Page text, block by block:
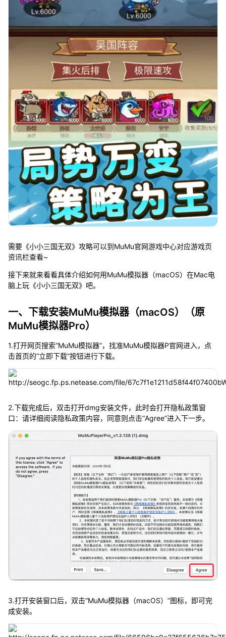
需要《小小三国无双》攻略可以到MuMu官网游戏中心对应游戏页
资讯栏查看~
接下来就来看看具体介绍如何用MuMu模拟器（macOS）在Mac电
脑上玩《小小三国无双》吧。
一、下载安装MuMu模拟器（macOS）（原
MuMu模拟器Pro）
1.打开网页搜索“MuMu模拟器”，找准MuMu模拟器P官网进入，点
击首页的“立即下载”按钮进行下载。
2.下载完成后，双击打开dmg安装文件，此时会打开隐私政策窗
口：请详细阅读隐私政策内容，同意则点击“Agree”进入下一步。
3.打开安装窗口后，双击“MuMu模拟器（macOS）”图标，即可完
成安装。